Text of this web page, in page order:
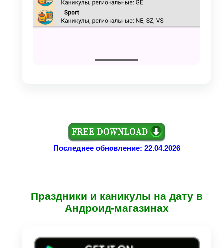
Последнее обновление: 22.04.2026
Праздники и каникулы на дату в
Андроид-магазинах